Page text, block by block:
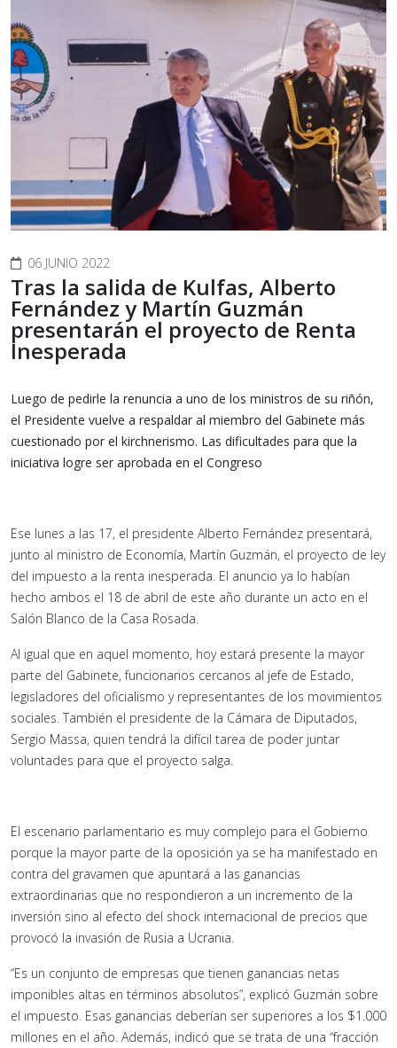
06 JUNIO 2022
Tras la salida de Kulfas, Alberto
Fernández y Martín Guzmán
presentarán el proyecto de Renta
Inesperada
Luego de pedirle la renuncia a uno de los ministros de su riñón,
el Presidente vuelve a respaldar al miembro del Gabinete más
cuestionado por el kirchnerismo. Las dificultades para que la
iniciativa logre ser aprobada en el Congreso
Ese lunes a las 17, el presidente Alberto Fernández presentará,
junto al ministro de Economía, Martín Guzmán, el proyecto de ley
del impuesto a la renta inesperada. El anuncio ya lo habían
hecho ambos el 18 de abril de este año durante un acto en el
Salón Blanco de la Casa Rosada.
Al igual que en aquel momento, hoy estará presente la mayor
parte del Gabinete, funcionarios cercanos al jefe de Estado,
legisladores del oficialismo y representantes de los movimientos
sociales. También el presidente de la Cámara de Diputados,
Sergio Massa, quien tendrá la difícil tarea de poder juntar
voluntades para que el proyecto salga.
El escenario parlamentario es muy complejo para el Gobierno
porque la mayor parte de la oposición ya se ha manifestado en
contra del gravamen que apuntará a las ganancias
extraordinarias que no respondieron a un incremento de la
inversión sino al efecto del shock internacional de precios que
provocó la invasión de Rusia a Ucrania.
“Es un conjunto de empresas que tienen ganancias netas
imponibles altas en términos absolutos”, explicó Guzmán sobre
el impuesto. Esas ganancias deberían ser superiores a los $1.000
millones en el año. Además, indicó que se trata de una “fracción